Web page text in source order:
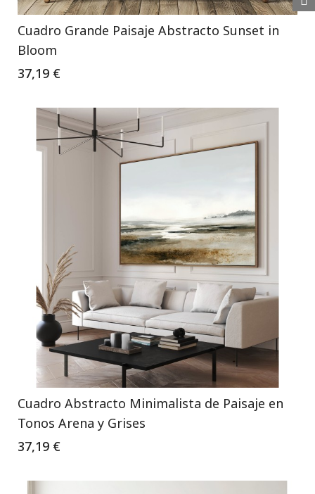
Cuadro Grande Paisaje Abstracto Sunset in
Bloom
37,19 €
Cuadro Abstracto Minimalista de Paisaje en
Tonos Arena y Grises
37,19 €